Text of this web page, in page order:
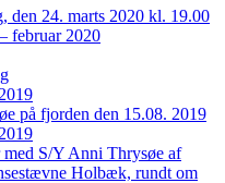
den 24. marts 2020 kl. 19.00
februar 2020
på fjorden den 15.08. 2019
S/Y Anni Thrysøe af
Holbæk, rundt om